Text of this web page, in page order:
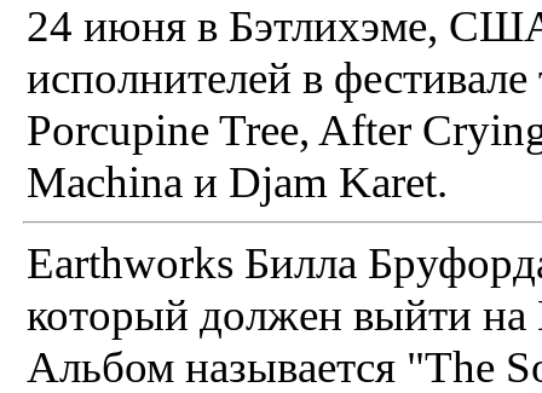
24 июня в Бэтлихэме,
исполнителей в
Porcupine Tree, After
Machina и Djam Karet.
Earthworks Билла
который должен выйти на
Альбом называется "The